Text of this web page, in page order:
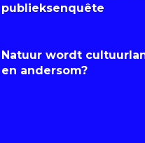
publieksenquête
Natuur wordt
en andersom?